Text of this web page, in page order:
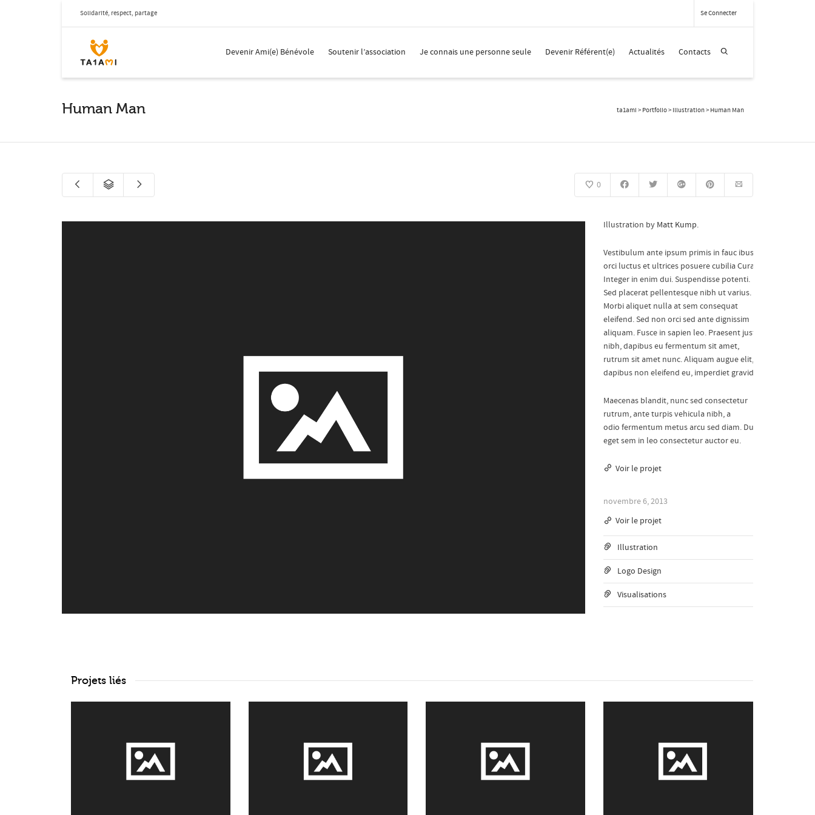
Solidarité, respect, partage Se Connecter
Devenir Ami(e) Bénévole Soutenir l’association Je connais une personne seule Devenir Référent(e) Actualités Contacts
Human Man ta1ami > Portfolio> Illustration> Human Man
0
Illustration by Matt Kump.
Vestibulum ante ipsum primis in fauc ibus
orci luctus et ultrices posuere cubilia Curae;
Integer in enim dui. Suspendisse potenti.
Sed placerat pellentesque nibh ut varius.
Morbi aliquet nulla at sem consequat
eleifend. Sed non orci sed ante dignissim
aliquam. Fusce in sapien leo. Praesent justo
nibh, dapibus eu fermentum sit amet,
rutrum sit amet nunc. Aliquam augue elit,
dapibus non eleifend eu, imperdiet gravida.
Maecenas blandit, nunc sed consectetur
rutrum, ante turpis vehicula nibh, a
odio fermentum metus arcu sed diam. Duis
eget sem in leo consectetur auctor eu.
Voir le projet
novembre 6, 2013
Voir le projet
Illustration
Logo Design
Visualisations
Projets liés